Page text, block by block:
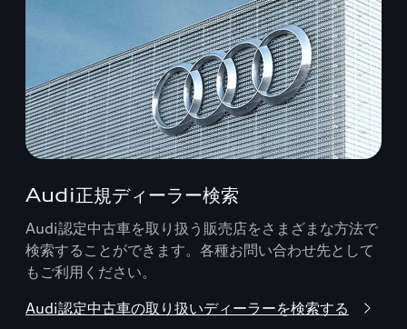
Audi正規ディーラー検索
Audi認定中古車を取り扱う販売店をさまざまな方法で
検索することができます。各種お問い合わせ先として
もご利用ください。
Audi認定中古車の取り扱いディーラーを検索する